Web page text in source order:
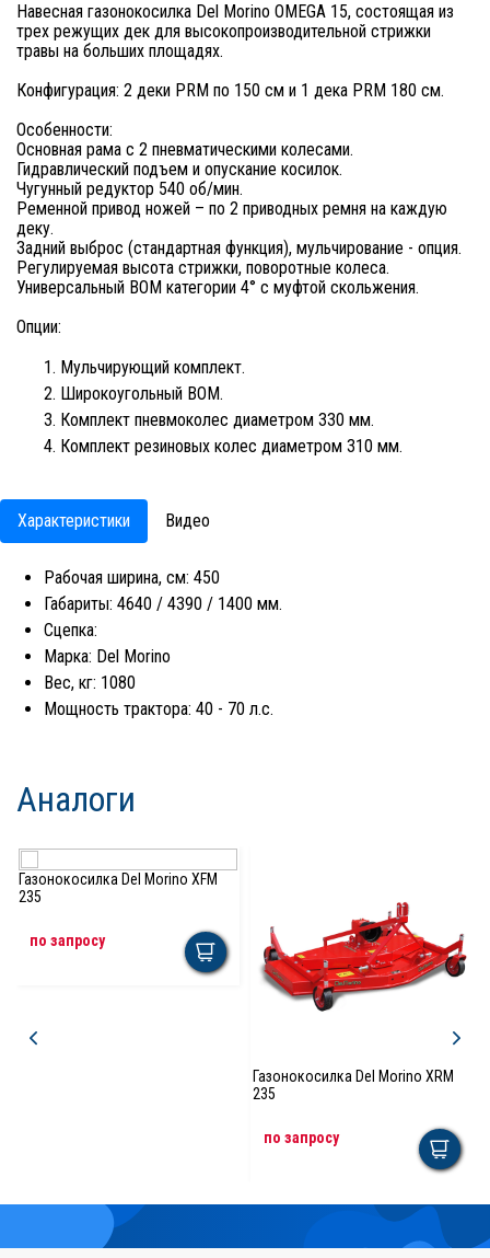
Навесная газонокосилка Del Morino OMEGA 15, состоящая из
трех режущих дек для высокопроизводительной стрижки
травы на больших площадях.
Конфигурация: 2 деки PRM по 150 см и 1 дека PRM 180 см.
Особенности:
Основная рама с 2 пневматическими колесами.
Гидравлический подъем и опускание косилок.
Чугунный редуктор 540 об/мин.
Ременной привод ножей – по 2 приводных ремня на каждую
деку.
Задний выброс (стандартная функция), мульчирование - опция.
Регулируемая высота стрижки, поворотные колеса.
Универсальный ВОМ категории 4° с муфтой скольжения.
Опции:
Мульчирующий комплект.
Широкоугольный ВОМ.
Комплект пневмоколес диаметром 330 мм.
Комплект резиновых колес диаметром 310 мм.
Характеристики Видео
Рабочая ширина, см: 450
Габариты: 4640 / 4390 / 1400 мм.
Сцепка:
Марка: Del Morino
Вес, кг: 1080
Мощность трактора: 40 - 70 л.с.
Аналоги
Газонокосилка Del Morino XFM
235
по запросу
Газонокосилка Del Morino XRM
235
по запросу